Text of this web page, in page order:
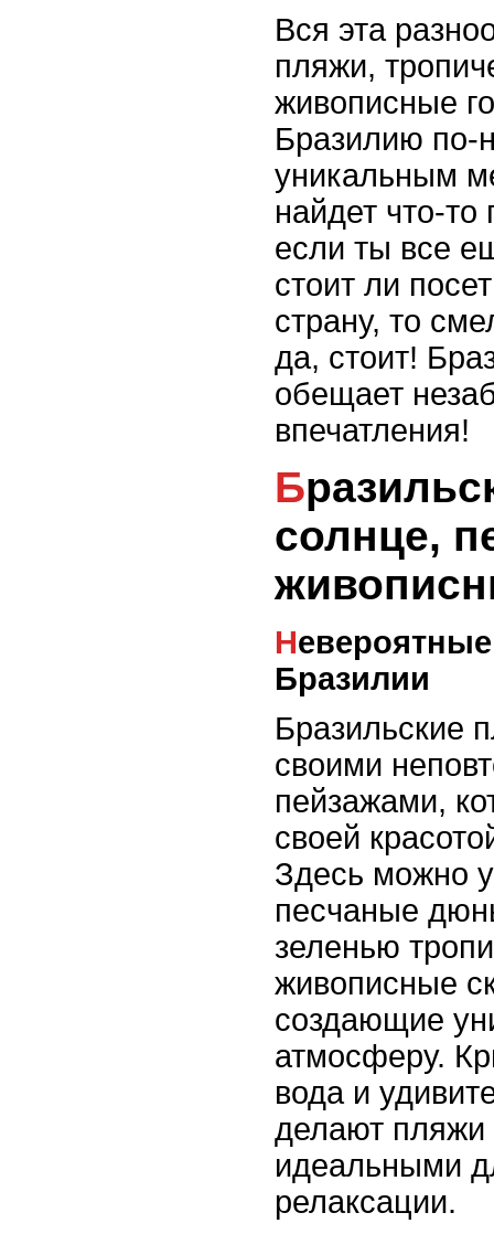
Вся эта
пляжи,
живописные
Бразилию по-
уникальным
найдет что-
если ты все
стоит ли
страну, то
да, стоит!
обещает
впечатления!
Бразильские пляжи:
солнце,
Невероятные пейзажи пляжей
Бразилии
Бразильские
своими
пейзажами,
своей
Здесь можно
песчаные
зеленью
живописные
создающие
атмосферу.
вода и
делают пляжи
идеальными
релаксации.